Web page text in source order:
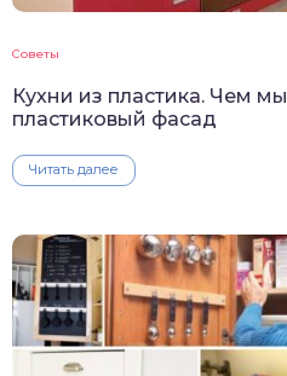
Советы
Кухни из пластика. Чем
пластиковый фасад
Читать далее